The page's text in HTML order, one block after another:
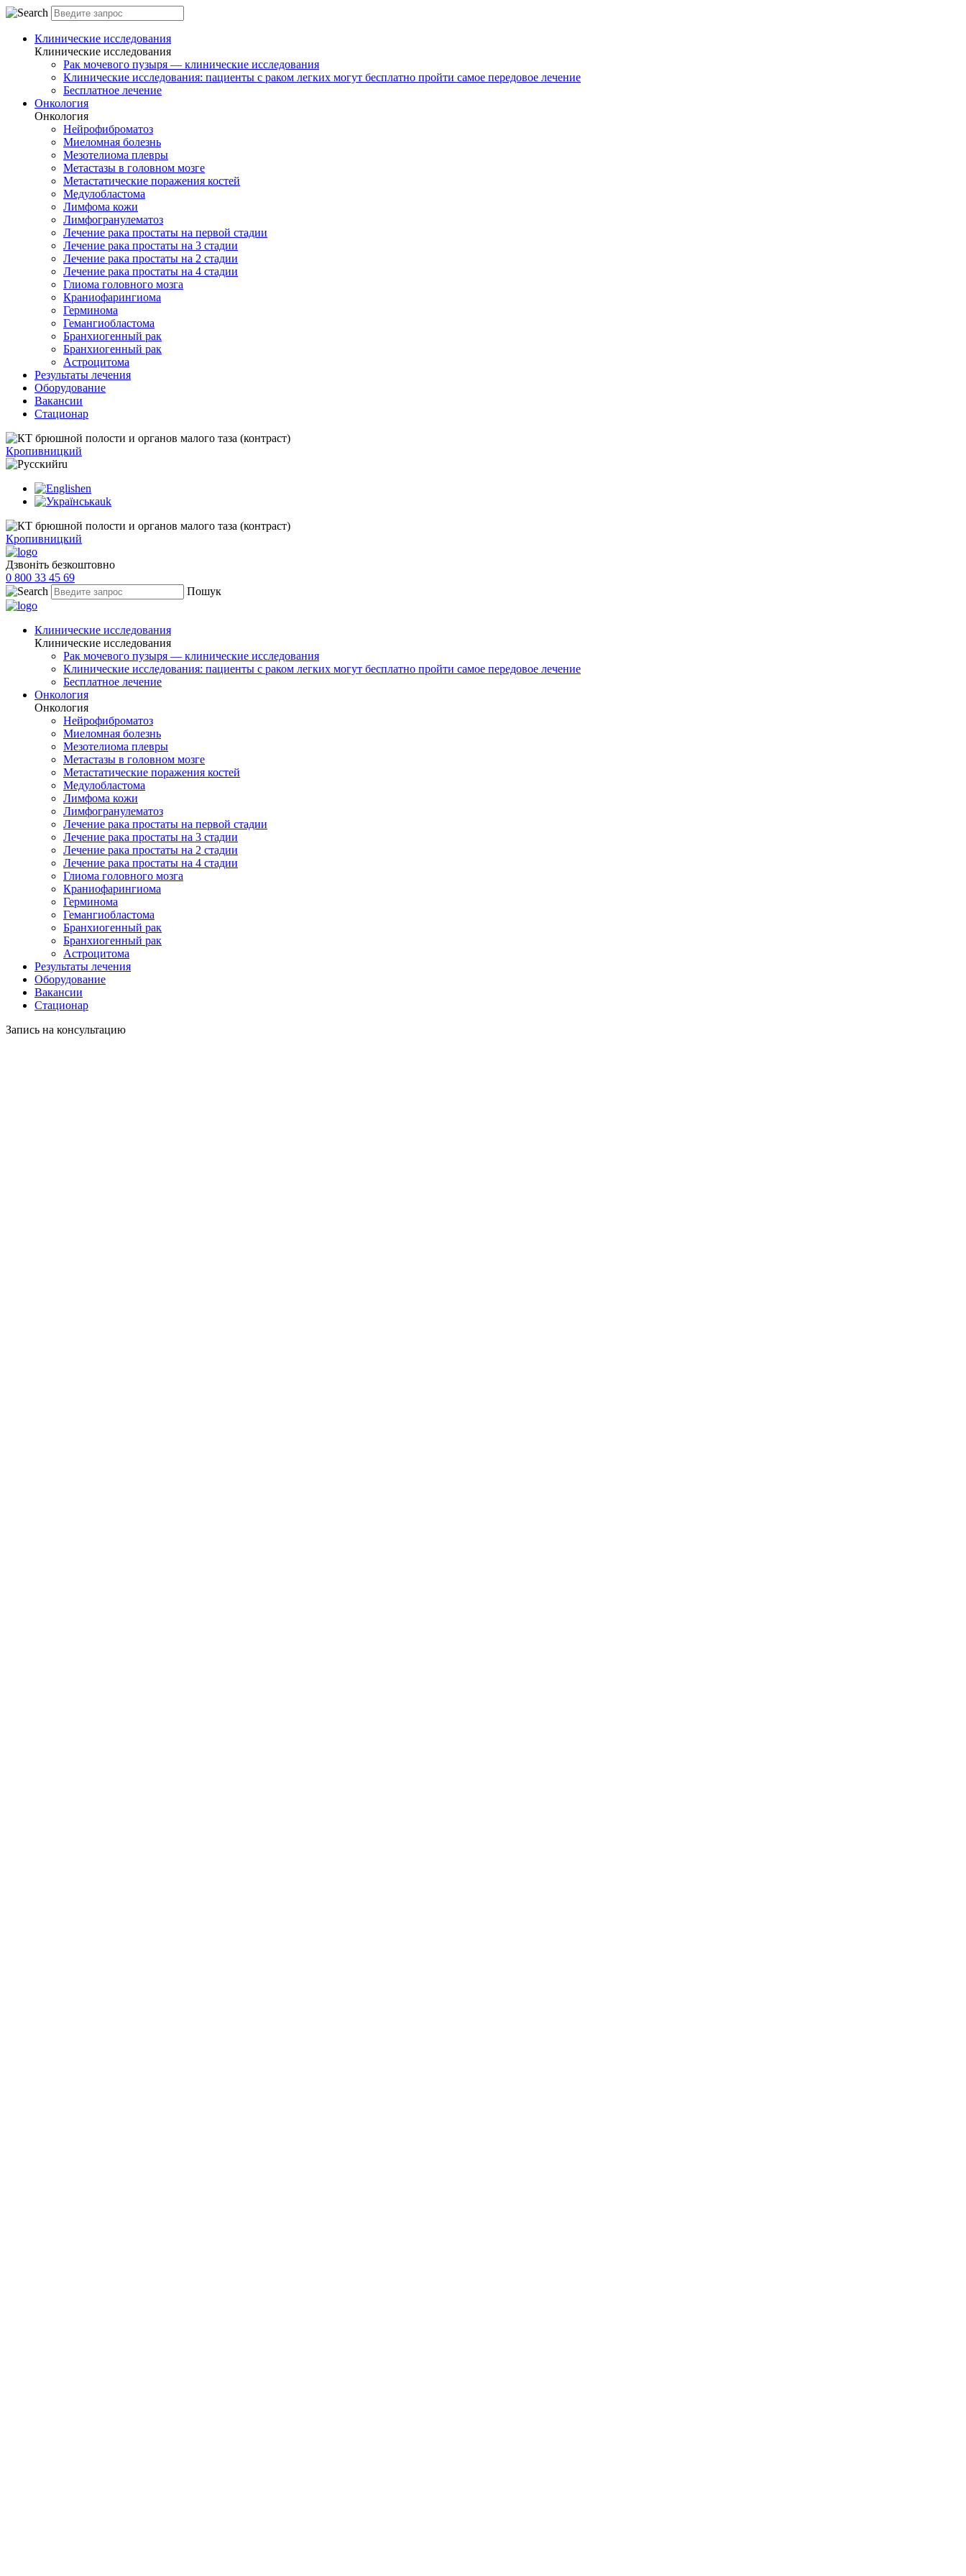
Клинические исследования
Клинические исследования
Рак мочевого пузыря — клинические исследования
Клинические исследования: пациенты с раком легких могут бесплатно пройти самое передовое лечение
Бесплатное лечение
Онкология
Онкология
Нейрофиброматоз
Миеломная болезнь
Мезотелиома плевры
Метастазы в головном мозге
Метастатические поражения костей
Медулобластома
Лимфома кожи
Лимфогранулематоз
Лечение рака простаты на первой стадии
Лечение рака простаты на 3 стадии
Лечение рака простаты на 2 стадии
Лечение рака простаты на 4 стадии
Глиома головного мозга
Краниофарингиома
Герминома
Гемангиобластома
Бранхиогенный рак
Бранхиогенный рак
Астроцитома
Результаты лечения
Оборудование
Вакансии
Стационар
Кропивницкий
ru
en
uk
Кропивницкий
Дзвоніть безкоштовно
0 800 33 45 69
Пошук
Клинические исследования
Клинические исследования
Рак мочевого пузыря — клинические исследования
Клинические исследования: пациенты с раком легких могут бесплатно пройти самое передовое лечение
Бесплатное лечение
Онкология
Онкология
Нейрофиброматоз
Миеломная болезнь
Мезотелиома плевры
Метастазы в головном мозге
Метастатические поражения костей
Медулобластома
Лимфома кожи
Лимфогранулематоз
Лечение рака простаты на первой стадии
Лечение рака простаты на 3 стадии
Лечение рака простаты на 2 стадии
Лечение рака простаты на 4 стадии
Глиома головного мозга
Краниофарингиома
Герминома
Гемангиобластома
Бранхиогенный рак
Бранхиогенный рак
Астроцитома
Результаты лечения
Оборудование
Вакансии
Стационар
Запись на консультацию